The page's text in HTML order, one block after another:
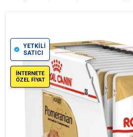
YETKİLİ
SATICI
İNTERNETE
ÖZEL FİYAT